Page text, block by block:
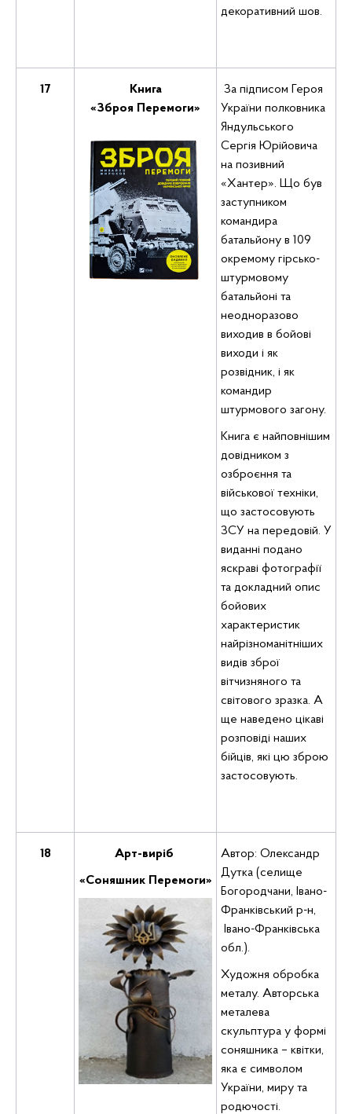
декоративний шов.
17
Книга
«Зброя Перемоги»
За підписом Героя
України полковника
Яндульського
Сергія Юрійовича
на позивний
«Хантер». Що був
заступником
командира
батальйону в 109
окремому гірсько-
штурмовому
батальйоні та
неодноразово
виходив в бойові
виходи і як
розвідник, і як
командир
штурмового загону.
Книга є найповнішим
довідником з
озброєння та
військової техніки,
що застосовують
ЗСУ на передовій. У
виданні подано
яскраві фотографії
та докладний опис
бойових
характеристик
найрізноманітніших
видів зброї
вітчизняного та
світового зразка. А
ще наведено цікаві
розповіді наших
бійців, які цю зброю
застосовують.
18 Арт-виріб
«Соняшник Перемоги»
Автор: Олександр
Дутка (селище
Богородчани, Івано-
Франківський р-н,
Івано-Франківська
обл.).
Художня обробка
металу. Авторська
металева
скульптура у формі
соняшника – квітки,
яка є символом
України, миру та
родючості.